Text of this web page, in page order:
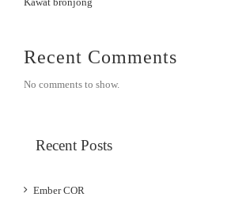
Recent Comments
No comments to show.
Recent Posts
Ember COR